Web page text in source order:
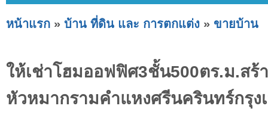
หน้าแรก » บ้าน ที่ดิน และ การตกแต่ง » ขายบ้าน
ให้เช่าโฮมออฟฟิศ3ชั้น500ตร.ม.สร้
หัวหมากรามคำแหงศรีนครินทร์กรุง